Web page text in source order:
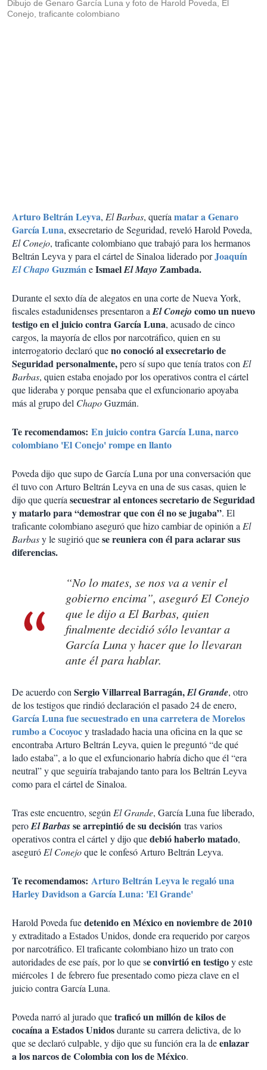
Dibujo de Genaro García Luna y foto de Harold Poveda, El
Conejo, traficante colombiano
Arturo Beltrán Leyva, El Barbas, queríamatar a Genaro
García Luna, exsecretario de Seguridad, reveló Harold Poveda,
El Conejo, traficante colombiano que trabajó para los hermanos
Beltrán Leyva y para el cártel de Sinaloa liderado porJoaquín
El Chapo GuzmáneIsmaelEl Mayo Zambada.
Durante el sexto día de alegatos en una corte de Nueva York,
fiscales estadunidenses presentaron aEl Conejo como un nuevo
testigo en el juicio contra García Luna, acusado de cinco
cargos, la mayoría de ellos por narcotráfico, quien en su
interrogatorio declaró queno conoció al exsecretario de
Seguridad personalmente,pero sí supo que tenía tratos conEl
Barbas, quien estaba enojado por los operativos contra el cártel
que lideraba y porque pensaba que el exfuncionario apoyaba
más al grupo del ChapoGuzmán.
Te recomendamos: En juicio contra García Luna, narco
colombiano 'El Conejo' rompe en llanto
Poveda dijo que supo de García Luna por una conversación que
él tuvo con Arturo Beltrán Leyva en una de sus casas, quien le
dijo que queríasecuestrar al entonces secretario de Seguridad
y matarlopara “demostrar que con él no se jugaba”. El
traficante colombiano aseguró que hizo cambiar de opinión aEl
Barbasy le sugirió quese reuniera con él para aclarar sus
diferencias.
“No lo mates, se nos va a venir el
gobierno encima”, aseguróEl Conejo
que le dijo aEl Barbas, quien
finalmente decidió sólo levantar a
García Luna y hacer que lo llevaran
ante él para hablar.
De acuerdo conSergio Villarreal Barragán,El Grande, otro
de los testigos que rindió declaración el pasado 24 de enero,
García Luna fue secuestrado en una carretera de Morelos
rumbo a Cocoyocy trasladado hacia una oficina en la que se
encontraba Arturo Beltrán Leyva, quien le preguntó “de qué
lado estaba”, a lo que el exfuncionario habría dicho que él “era
neutral” y que seguiría trabajando tanto para los Beltrán Leyva
como para el cártel de Sinaloa.
Tras este encuentro, segúnEl Grande, García Luna fue liberado,
peroEl Barbasse arrepintió de su decisión tras varios
operativos contra el cártel y dijo quedebió haberlo matado,
aseguróEl Conejoque le confesó Arturo Beltrán Leyva.
Te recomendamos: Arturo Beltrán Leyva le regaló una
Harley Davidson a García Luna: 'El Grande'
Harold Poveda fuedetenido en México en noviembre de 2010
y extraditado a Estados Unidos, donde era requerido por cargos
por narcotráfico. El traficante colombiano hizo un trato con
autoridades de ese país, por lo que se convirtió en testigoy este
miércoles 1 de febrero fue presentado como pieza clave en el
juicio contra García Luna.
Poveda narró al jurado quetraficó un millón de kilos de
cocaína a Estados Unidosdurante su carrera delictiva, de lo
que se declaró culpable, y dijo que su función era la deenlazar
a los narcos de Colombia con los de México.